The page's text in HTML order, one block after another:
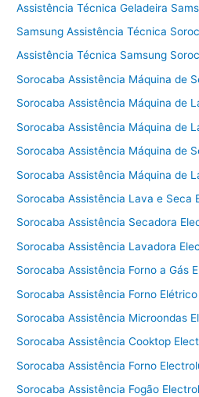
Assistência Técnica Geladeira
Samsung Assistência Técnica
Assistência Técnica Samsung
Sorocaba Assistência Máquina de
Sorocaba Assistência Máquina de
Sorocaba Assistência Máquina de
Sorocaba Assistência Máquina de
Sorocaba Assistência Máquina de
Sorocaba Assistência Lava e Seca
Sorocaba Assistência Secadora
Sorocaba Assistência Lavadora
Sorocaba Assistência Forno a Gás
Sorocaba Assistência Forno
Sorocaba Assistência Microondas
Sorocaba Assistência Cooktop
Sorocaba Assistência Forno
Sorocaba Assistência Fogão